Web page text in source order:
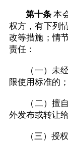
第十条 本
权方，有下列
改等措施；情
责任：
（一）未
限使用标准的；
（二）擅
外发布或转让
（三）授